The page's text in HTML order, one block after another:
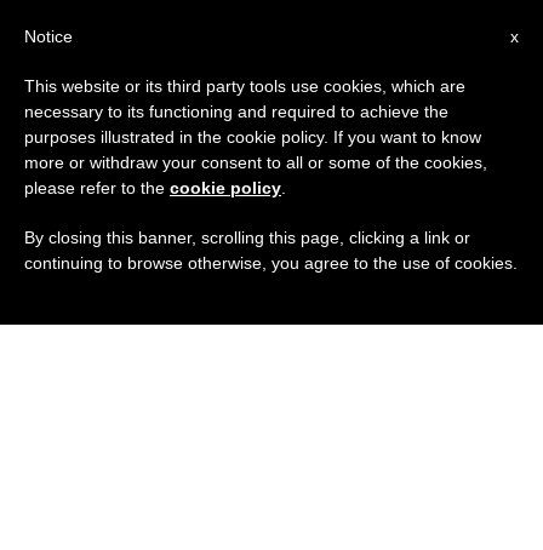
x
Notice
This website or its third party tools use cookies, which are
necessary to its functioning and required to achieve the
purposes illustrated in the cookie policy. If you want to know
more or withdraw your consent to all or some of the cookies,
please refer to the cookie policy
By closing this banner, scrolling this page, clicking a link or
continuing to browse otherwise, you agree to the use of cookies.